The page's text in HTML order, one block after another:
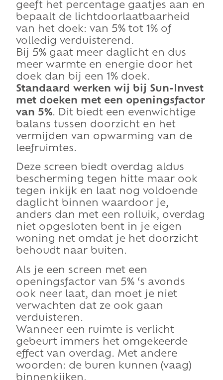
geeft het percentage gaatjes aan en
bepaalt de lichtdoorlaatbaarheid
van het doek: van 5% tot 1% of
volledig verduisterend.
Bij 5% gaat meer daglicht en dus
meer warmte en energie door het
doek dan bij een 1% doek.
Standaard werken wij bij Sun-Invest
met doeken met een openingsfactor
van 5%. Dit biedt een evenwichtige
balans tussen doorzicht en het
vermijden van opwarming van de
leefruimtes.
Deze screen biedt overdag aldus
bescherming tegen hitte maar ook
tegen inkijk en laat nog voldoende
daglicht binnen waardoor je,
anders dan met een rolluik, overdag
niet opgesloten bent in je eigen
woning net omdat je het doorzicht
behoudt naar buiten.
Als je een screen met een
openingsfactor van 5% ‘s avonds
ook neer laat, dan moet je niet
verwachten dat ze ook gaan
verduisteren.
Wanneer een ruimte is verlicht
gebeurt immers het omgekeerde
effect van overdag. Met andere
woorden: de buren kunnen (vaag)